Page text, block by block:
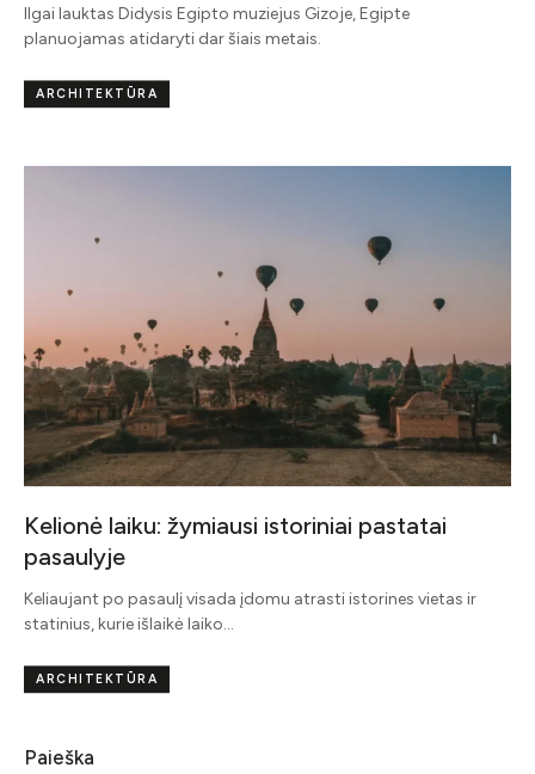
Ilgai lauktas Didysis Egipto muziejus Gizoje, Egipte
planuojamas atidaryti dar šiais metais.
ARCHITEKTŪRA
Kelionė laiku: žymiausi istoriniai pastatai
pasaulyje
Keliaujant po pasaulį visada įdomu atrasti istorines vietas ir
statinius, kurie išlaikė laiko…
ARCHITEKTŪRA
Paieška